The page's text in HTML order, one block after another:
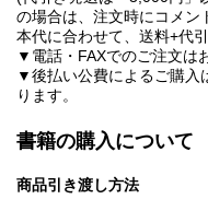
の場合は、注文時にコメン
本代に合わせて、送料+代
▼電話・FAXでのご注文は
▼後払い公費によるご購入
ります。
書籍の購入について
商品引き渡し方法